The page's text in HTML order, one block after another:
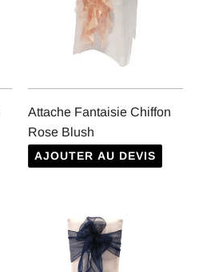
Attache Fantaisie Chiffon
Rose Blush
AJOUTER AU DEVIS